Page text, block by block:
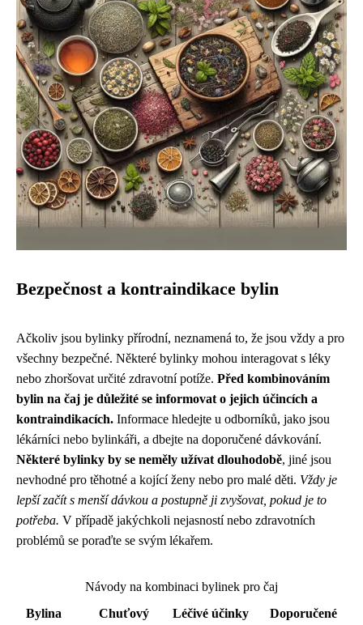
Bezpečnost a kontraindikace bylin
Ačkoliv jsou bylinky přírodní, neznamená to, že jsou vždy a pro
všechny bezpečné. Některé bylinky mohou interagovat s léky
nebo zhoršovat určité zdravotní potíže. Před kombinováním
bylin na čaj je důležité se informovat o jejich účincích a
kontraindikacích. Informace hledejte u odborníků, jako jsou
lékárníci nebo bylinkáři, a dbejte na doporučené dávkování.
Některé bylinky by se neměly užívat dlouhodobě, jiné jsou
nevhodné pro těhotné a kojící ženy nebo pro malé děti. Vždy je
lepší začít s menší dávkou a postupně ji zvyšovat, pokud je to
potřeba. V případě jakýchkoli nejasností nebo zdravotních
problémů se poraďte se svým lékařem.
Návody na kombinaci bylinek pro čaj
Bylina
Chuťový
Léčivé účinky
Doporučené